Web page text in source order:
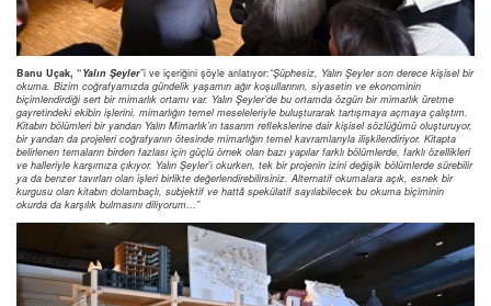
Banu Uçak, “Yalın Şeyler”i ve içeriğini şöyle anlatıyor:“Şüphesiz, Yalın Şeyler son derece kişisel bir
okuma. Bizim coğrafyamızda gündelik yaşamın ağır koşullarının, siyasetin ve ekonominin
biçimlendirdiği sert bir mimarlık ortamı var. Yalın Şeyler’de bu ortamda özgün bir mimarlık üretme
gayretindeki ekibin işlerini, mimarlığın temel meseleleriyle buluşturarak tartışmaya açmaya çalıştım.
Kitabın bölümleri bir yandan Yalın Mimarlık’ın tasarım reflekslerine dair kişisel sözlüğümü oluşturuyor,
bir yandan da projeleri coğrafyanın ötesinde mimarlığın temel kavramlarıyla ilişkilendiriyor. Kitapta
belirlenen temaların birden fazlası için güçlü örnek olan bazı yapılar farklı bölümlerde, farklı özellikleri
ve halleriyle karşımıza çıkıyor. Yalın Şeyler’i okurken, tek bir projenin izini değişik bölümlerde sürebilir
ya da benzer tavırları olan işleri birlikte değerlendirebilirsiniz. Alternatif okumalara açık, esnek bir
kurgusu olan kitabın dolambaçlı, subjektif ve hattâ spekülatif sayılabilecek bu okuma biçiminin
okurda da karşılık bulmasını diliyorum…”